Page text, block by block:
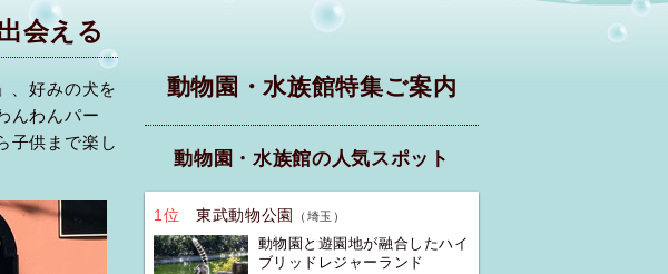
会える
、好みの犬を
んわんパー
子供まで楽し
動物園・水族館特集ご案内
動物園・水族館の人気スポット
1位 東武動物公園 （埼玉）
動物園と遊園地が融合したハイ
ブリッドレジャーランド